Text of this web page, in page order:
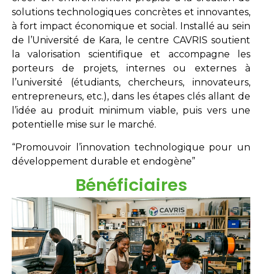
solutions technologiques concrètes et innovantes,
à fort impact économique et social. Installé au sein
de l’Université de Kara, le centre CAVRIS soutient
la valorisation scientifique et accompagne les
porteurs de projets, internes ou externes à
l’université (étudiants, chercheurs, innovateurs,
entrepreneurs, etc.), dans les étapes clés allant de
l’idée au produit minimum viable, puis vers une
potentielle mise sur le marché.
“Promouvoir l’innovation technologique pour un
développement durable et endogène”
Bénéficiaires
Étudiants Néo-diplômés Doctorants
Chercheurs
Innovateurs
Entreprises acteurs sociaux.